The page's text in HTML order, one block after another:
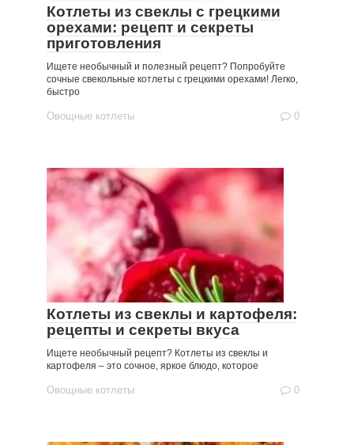
Котлеты из свеклы с грецкими
орехами: рецепт и секреты
приготовления
Ищете необычный и полезный рецепт? Попробуйте
сочные свекольные котлеты с грецкими орехами! Легко,
быстро
Овощные котлеты 0
Котлеты из свеклы и картофеля:
рецепты и секреты вкуса
Ищете необычный рецепт? Котлеты из свеклы и
картофеля – это сочное, яркое блюдо, которое
Овощные котлеты 0